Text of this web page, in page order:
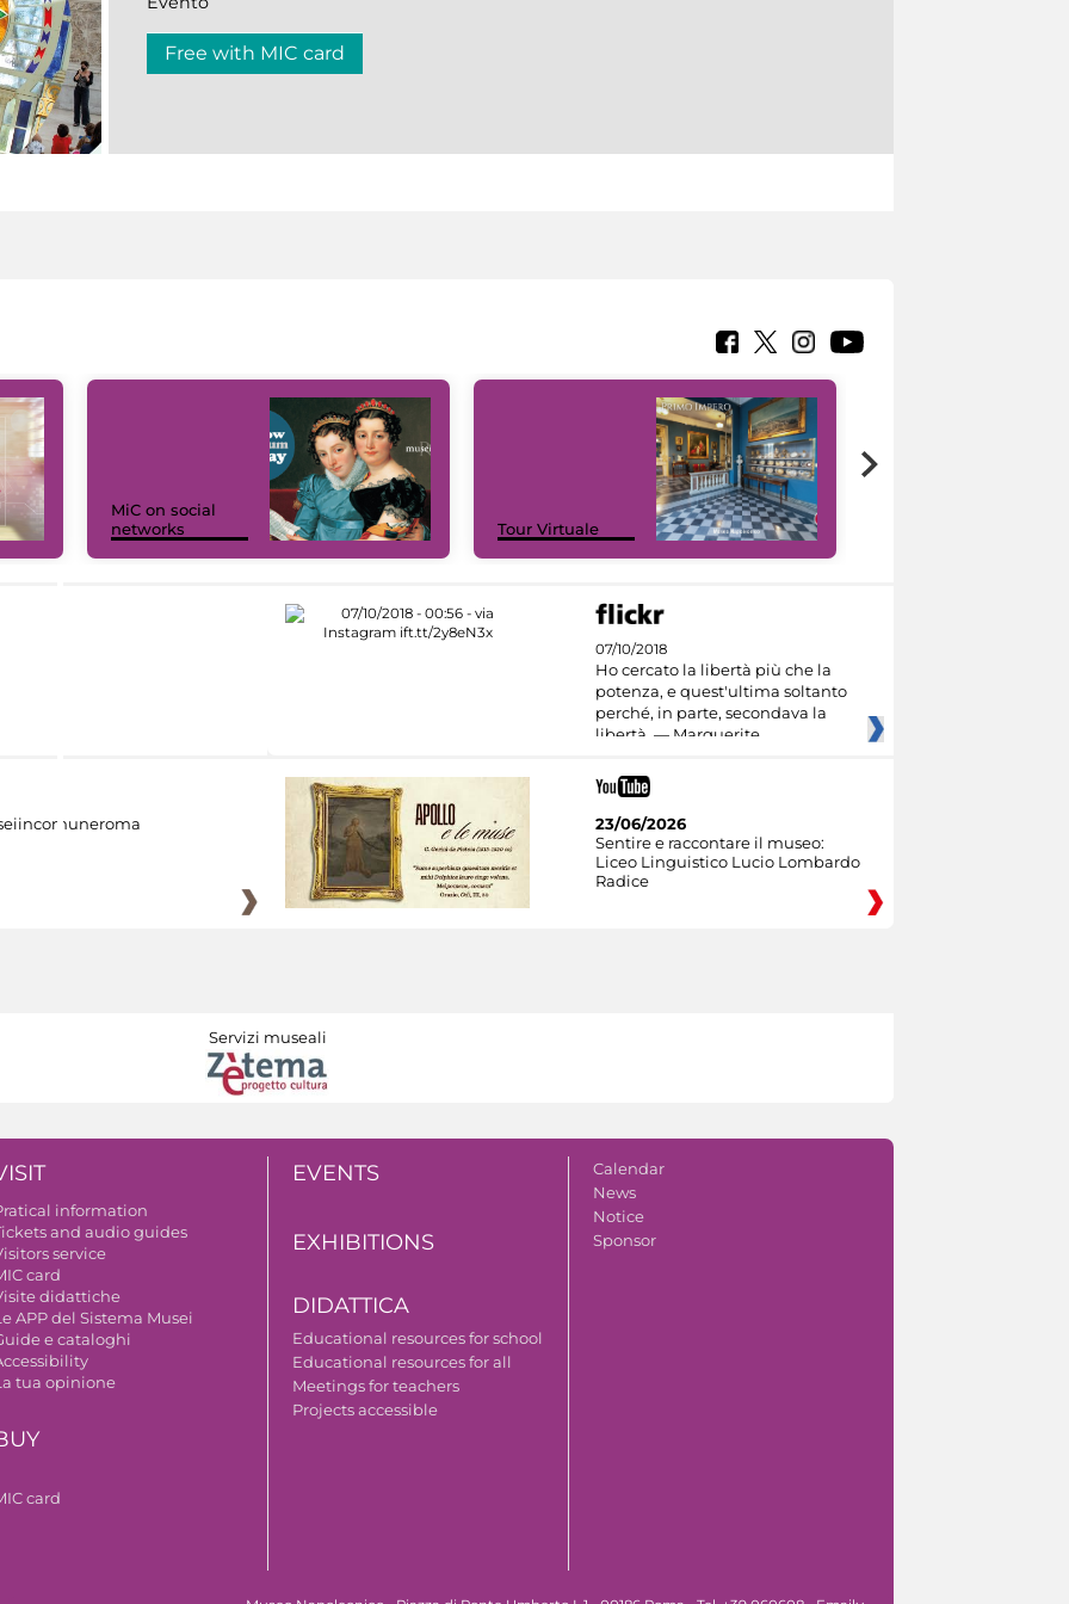
Free with MIC card
MiC on social
networks
Tour Virtuale
07/10/2018
Ho cercato la libertà più che la
potenza, e quest'ultima soltanto
perché, in parte, secondava la
libertà. — Marguerite
23/06/2026
Sentire e raccontare il museo:
Liceo Linguistico Lucio Lombardo
Radice
Servizi museali
information
and audio guides
service
card
didattiche
APP del Sistema Musei
e cataloghi
tua opinione
card
EVENTS
EXHIBITIONS
DIDATTICA
Educational resources for school
Educational resources for all
Meetings for teachers
Projects accessible
Calendar
News
Notice
Sponsor